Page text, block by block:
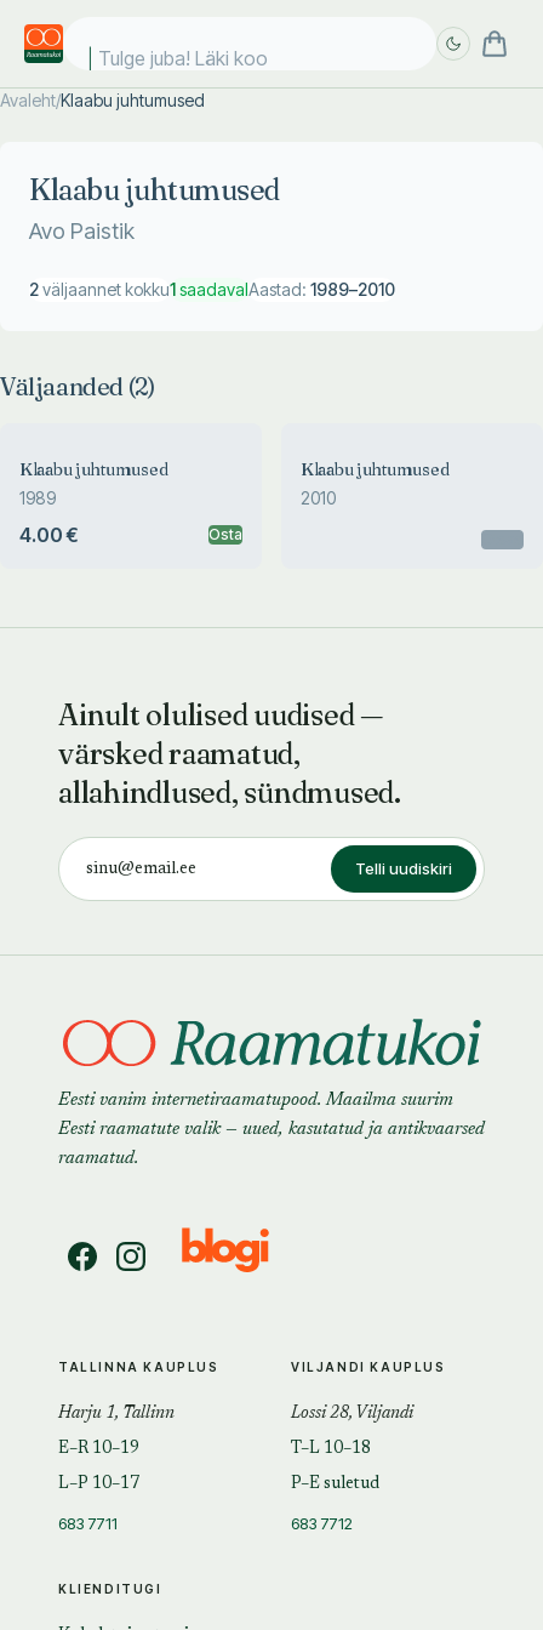
Tulge juba! Läki kooli
Avaleht/Klaabu juhtumused
Klaabu juhtumused
Avo Paistik
2väljaannet kokku1saadavalAastad: 1989–2010
Väljaanded (2)
Klaabu juhtumused
1989
4.00 € Osta
Klaabu juhtumused
2010
Ainult olulised uudised —
värsked raamatud,
allahindlused, sündmused.
Telli uudiskiri
Eesti vanim internetiraamatupood. Maailma suurim
Eesti raamatute valik — uued, kasutatud ja antikvaarsed
raamatud.
KLIENDITUGI
TALLINNA KAUPLUS
Harju 1, Tallinn
E–R 10–19
L–P 10–17
683 7711
VILJANDI KAUPLUS
Lossi 28, Viljandi
T–L 10–18
P–E suletud
683 7712